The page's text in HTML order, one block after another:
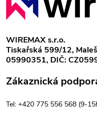
á
p
a
WIREMAX s.r.o.
Tiskařská 599/12,
05990351, DIČ:
Zákaznická
Tel: +420 775 556 568 (9-